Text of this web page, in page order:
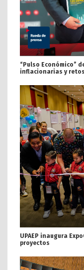
“Pulso Económico”
inflacionarias y
UPAEP inaugura
proyectos